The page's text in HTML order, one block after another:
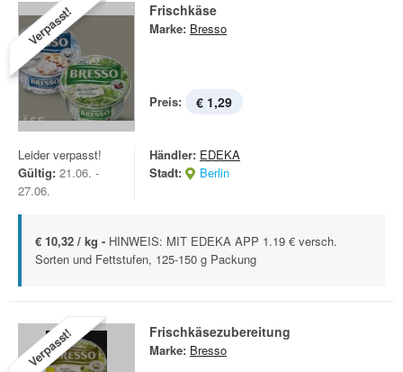
Verpasst! Frischkäse
Marke: Bresso
Preis: € 1,29
Leider verpasst!
Gültig: 21.06. -
27.06.
Händler: EDEKA
Stadt:
Berlin
€ 10,32 / kg - HINWEIS: MIT EDEKA APP 1.19 € versch.
Sorten und Fettstufen, 125-150 g Packung
Verpasst! Frischkäsezubereitung
Marke: Bresso